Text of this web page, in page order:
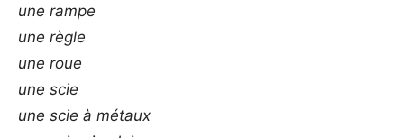
une rampe
une règle
une roue
une scie
une scie à métaux